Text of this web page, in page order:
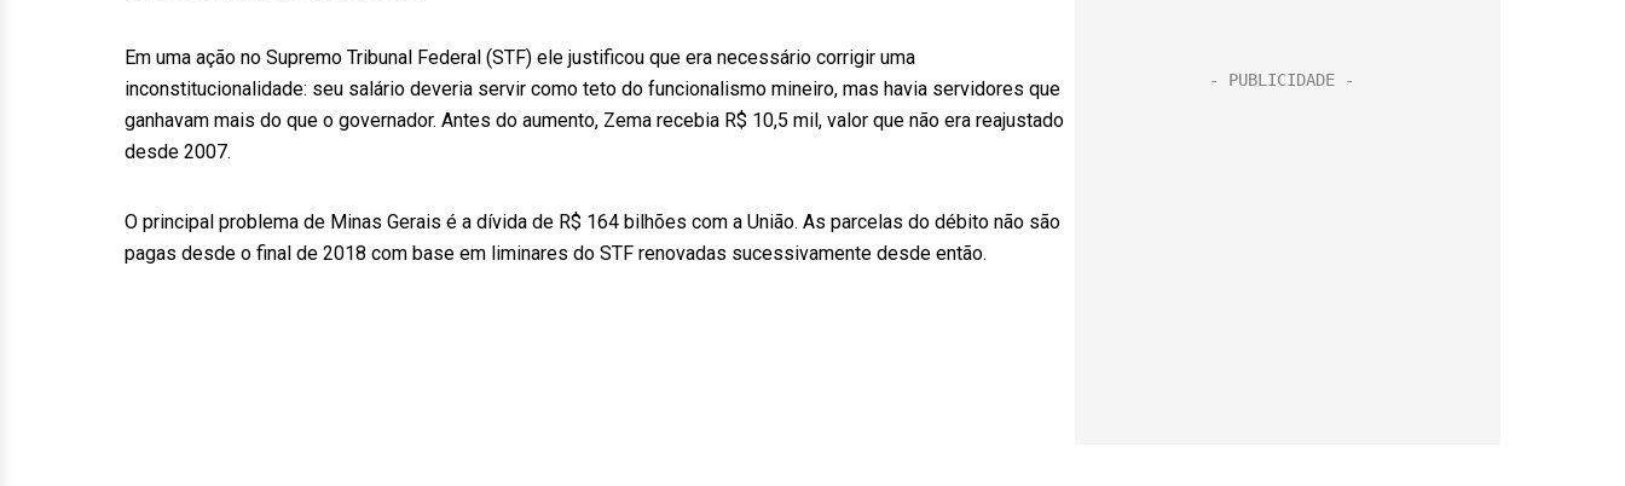
Em uma ação no Supremo Tribunal Federal (STF) ele justificou que era necessário corrigir uma
inconstitucionalidade: seu salário deveria servir como teto do funcionalismo mineiro, mas havia servidores que
ganhavam mais do que o governador. Antes do aumento, Zema recebia R$ 10,5 mil, valor que não era reajustado
desde 2007.
O principal problema de Minas Gerais é a dívida de R$ 164 bilhões com a União. As parcelas do débito não são
pagas desde o final de 2018 com base em liminares do STF renovadas sucessivamente desde então.